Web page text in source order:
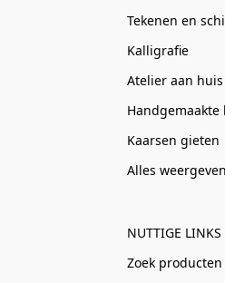
Tekenen en
Kalligrafie
Atelier aan
Kaarsen gieten
Alles weergeven
NUTTIGE LINKS
Zoek producten